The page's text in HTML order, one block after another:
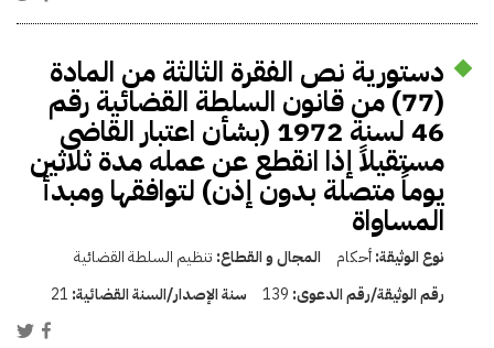
دستورية نص الفقرة الثالثة من المادة
(77) من قانون السلطة القضائية رقم
46 لسنة 1972 (بشأن اعتبار القاضى
مستقيلاً إذا انقطع عن عمله مدة ثلاثين
يوماً متصلة بدون إذن) لتوافقها ومبدأ
المساواة
نوع الوثيقة:أحكام المجال و القطاع: تنظيم السلطة القضائية
رقم الوثيقة/رقم الدعوى: 139 سنة الإصدار/السنة القضائية: 21